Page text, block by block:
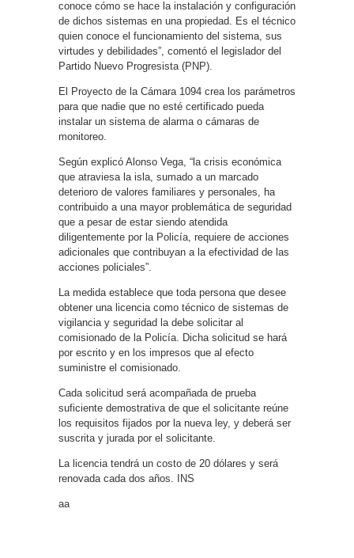
conoce cómo se hace la instalación y configuración
de dichos sistemas en una propiedad. Es el técnico
quien conoce el funcionamiento del sistema, sus
virtudes y debilidades”, comentó el legislador del
Partido Nuevo Progresista (PNP).
El Proyecto de la Cámara 1094 crea los parámetros
para que nadie que no esté certificado pueda
instalar un sistema de alarma o cámaras de
monitoreo.
Según explicó Alonso Vega, “la crisis económica
que atraviesa la isla, sumado a un marcado
deterioro de valores familiares y personales, ha
contribuido a una mayor problemática de seguridad
que a pesar de estar siendo atendida
diligentemente por la Policía, requiere de acciones
adicionales que contribuyan a la efectividad de las
acciones policiales”.
La medida establece que toda persona que desee
obtener una licencia como técnico de sistemas de
vigilancia y seguridad la debe solicitar al
comisionado de la Policía. Dicha solicitud se hará
por escrito y en los impresos que al efecto
suministre el comisionado.
Cada solicitud será acompañada de prueba
suficiente demostrativa de que el solicitante reúne
los requisitos fijados por la nueva ley, y deberá ser
suscrita y jurada por el solicitante.
La licencia tendrá un costo de 20 dólares y será
renovada cada dos años. INS
aa